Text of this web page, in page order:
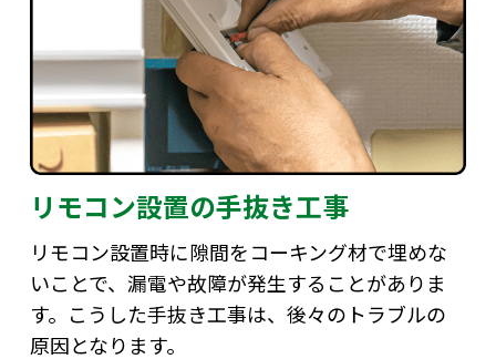
リモコン設置の手抜き工事
リモコン設置時に隙間をコーキング材で埋めな
いことで、漏電や故障が発生することがありま
す。こうした手抜き工事は、後々のトラブルの
原因となります。